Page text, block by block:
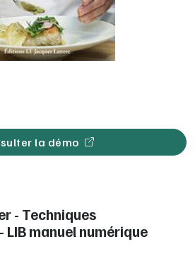
la démo
- Techniques
manuel numérique